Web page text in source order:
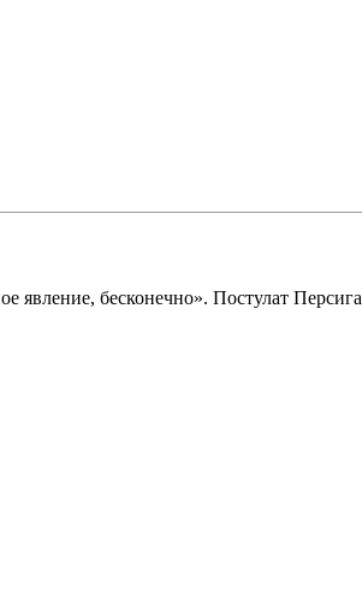
явление, бесконечно». Постулат Персига